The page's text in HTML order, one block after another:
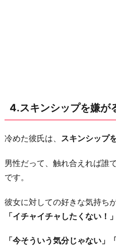
4.スキンシップを嫌が
冷めた彼氏は、 スキンシップ
男性だって、触れ合えれば誰
です。
彼女に対しての好きな気持ち
「イチャイチャしたくない！」
「今そういう気分じゃない」